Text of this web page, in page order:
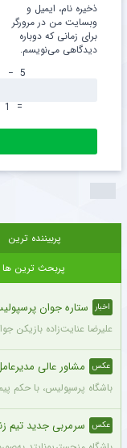
ذخیره نام، ایمیل و
وبسایت من در مرورگر
برای زمانی که دوباره
دیدگاهی می‌نویسم.
5
−
=
1
پربیننده ترین
پربحث ترین ها
اخبار ستاره جوان
علیرضا عنایت‌زاده بازیکن
عکس مشاور عالی
باشگاه پرسپولیس، با حکم
عکس سرمربی جدید